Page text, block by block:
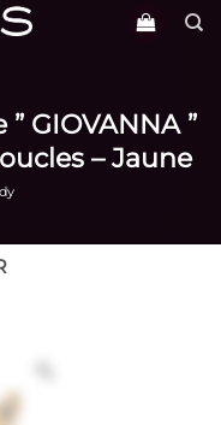
GIOVANNA ”
– Jaune